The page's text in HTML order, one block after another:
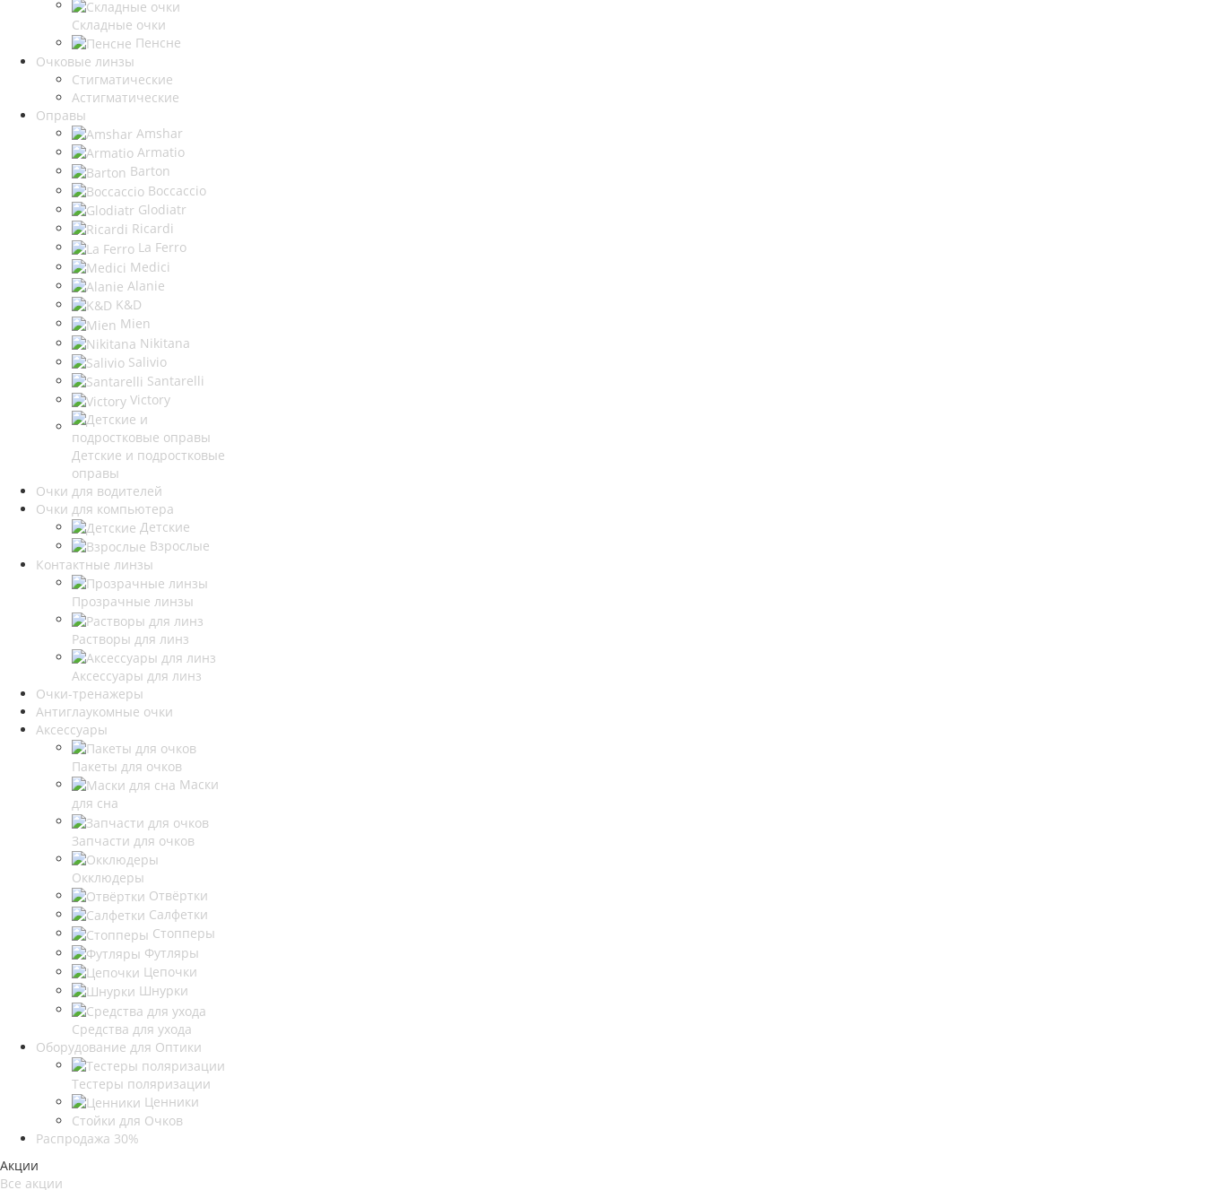
Складные очки
Пенсне
Очковые линзы
Стигматические
Астигматические
Оправы
Amshar
Armatio
Barton
Boccaccio
Glodiatr
Ricardi
La Ferro
Medici
Alanie
K&D
Mien
Nikitana
Salivio
Santarelli
Victory
Детские и подростковые
оправы
Очки для водителей
Очки для компьютера
Детские
Взрослые
Контактные линзы
Прозрачные линзы
Растворы для линз
Аксессуары для линз
Очки-тренажеры
Антиглаукомные очки
Аксессуары
Пакеты для очков
Маски
для сна
Запчасти для очков
Окклюдеры
Отвёртки
Салфетки
Стопперы
Футляры
Цепочки
Шнурки
Средства для ухода
Оборудование для Оптики
Тестеры поляризации
Ценники
Стойки для Очков
Распродажа 30%
Акции
Все акции